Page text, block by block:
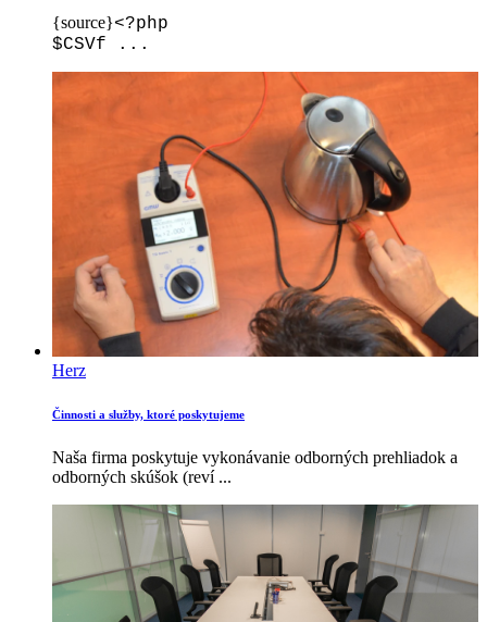
{source}<?php
$CSVf ...
Herz
Činnosti a služby, ktoré poskytujeme
Naša firma poskytuje vykonávanie odborných prehliadok a
odborných skúšok (reví ...